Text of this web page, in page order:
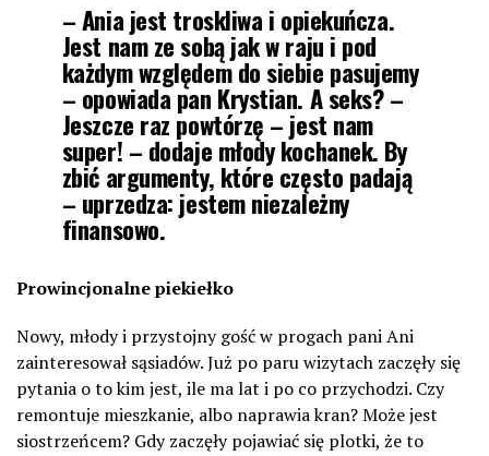
– Ania jest troskliwa i opiekuńcza.
Jest nam ze sobą jak w raju i pod
każdym względem do siebie pasujemy
– opowiada pan Krystian. A seks? –
Jeszcze raz powtórzę – jest nam
super! – dodaje młody kochanek. By
zbić argumenty, które często padają
– uprzedza: jestem niezależny
finansowo.
Prowincjonalne piekiełko
Nowy, młody i przystojny gość w progach pani Ani
zainteresował sąsiadów. Już po paru wizytach zaczęły się
pytania o to kim jest, ile ma lat i po co przychodzi. Czy
remontuje mieszkanie, albo naprawia kran? Może jest
siostrzeńcem? Gdy zaczęły pojawiać się plotki, że to